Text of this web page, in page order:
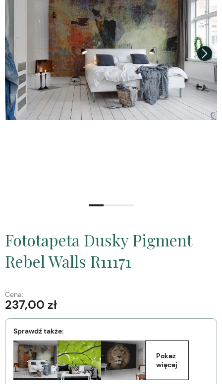
Fototapeta Dusky Pigment
Rebel Walls R11171
Cena:
237,00 zł
Sprawdź także:
Pokaż
więcej